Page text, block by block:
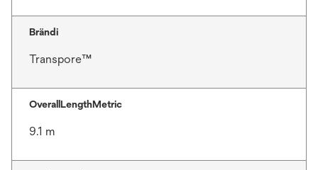
Brändi
Transpore™
OverallLengthMetric
9.1 m